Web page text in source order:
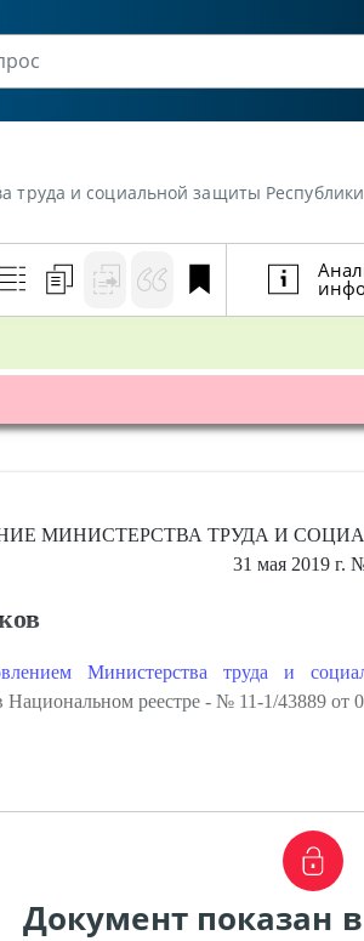
труда и социальной защиты
МИНИСТЕРСТВА ТРУДА И
31 мая 2019 г.
Министерства труда и
Национальном реестре - № 11-1/43889 от
Документ показан